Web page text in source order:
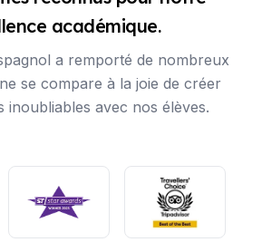
académique.
a remporté de nombreux
se compare à la joie de créer
inoubliables avec nos élèves.